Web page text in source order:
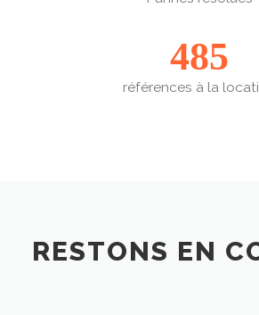
485
références à la
RESTONS EN